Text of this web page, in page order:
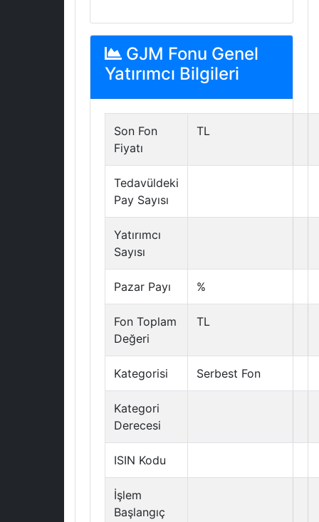
GJM Fonu Genel
Yatırımcı Bilgileri
Son Fon
Fiyatı
TL
Tedavüldeki
Pay Sayısı
Yatırımcı
Sayısı
Pazar Payı %
Fon Toplam
Değeri
TL
Kategorisi Serbest Fon
Kategori
Derecesi
ISIN Kodu
İşlem
Başlangıç